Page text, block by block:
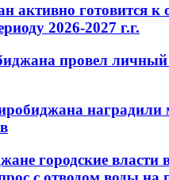
активно готовится к
2026-2027 г.г.
провел
наградили
городские власти